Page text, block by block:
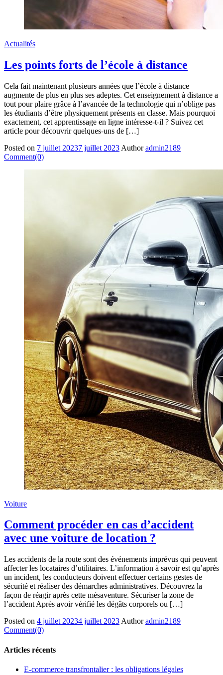
Actualités
Les points forts de l’école à distance
Cela fait maintenant plusieurs années que l’école à distance
augmente de plus en plus ses adeptes. Cet enseignement à distance a
tout pour plaire grâce à l’avancée de la technologie qui n’oblige pas
les étudiants d’être physiquement présents en classe. Mais pourquoi
exactement, cet apprentissage en ligne intéresse-t-il ? Suivez cet
article pour découvrir quelques-uns de […]
Posted on 7 juillet 20237 juillet 2023 Author admin2189
Comment(0)
Voiture
Comment procéder en cas d’accident
avec une voiture de location ?
Les accidents de la route sont des événements imprévus qui peuvent
affecter les locataires d’utilitaires. L’information à savoir est qu’après
un incident, les conducteurs doivent effectuer certains gestes de
sécurité et réaliser des démarches administratives. Découvrez la
façon de réagir après cette mésaventure. Sécuriser la zone de
l’accident Après avoir vérifié les dégâts corporels ou […]
Posted on 4 juillet 20234 juillet 2023 Author admin2189
Comment(0)
Articles récents
E-commerce transfrontalier : les obligations légales